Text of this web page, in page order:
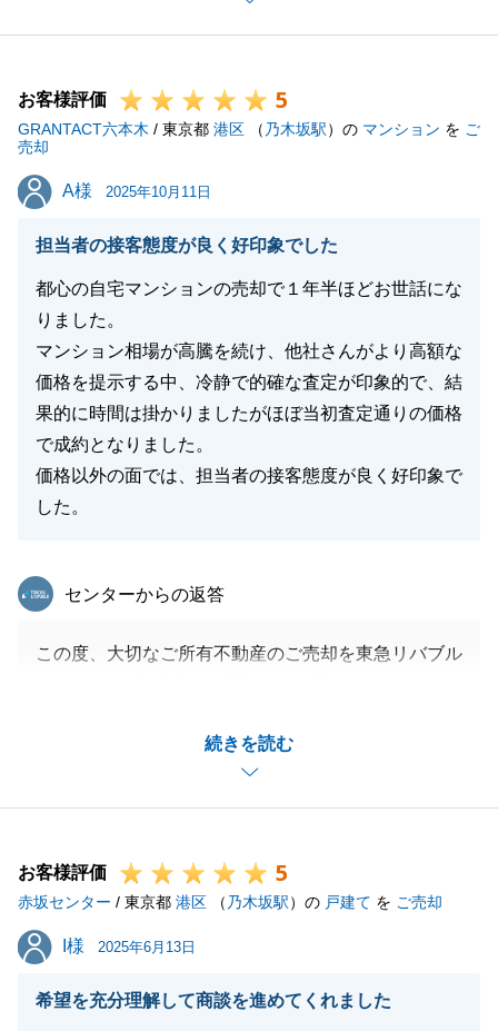
最終的により良い買主様が見つかり、スムーズにお取
今後ともお力添えが出来る際にはぜひお手伝いが出来
ればと思います。
今後ともどうぞよろしくお願いいたします。
閉じる
お客様評価 5
GRANTACT六本木 / 東京都 港区 （ 乃木坂駅）の マンション を ご
売却
A様
A様 2025年10月11日
担当者の接客態度が良く好印象でした
都心の自宅マンションの売却で１年半ほどお世話にな
りました。
マンション相場が高騰を続け、他社さんがより高額な
価格を提示する中、冷静で的確な査定が印象的で、結
果的に時間は掛かりましたがほぼ当初査定通りの価格
で成約となりました。
価格以外の面では、担当者の接客態度が良く好印象で
した。
続きを読む
東急リバブル
センターからの返答
この度、大切なご所有不動産のご売却を東急リバブル
期間を要してしまいましたが、無事ご売却ができ心よ
また、何かご相談などございましたらお気軽にお声か
お客様評価 5
赤坂センター / 東京都 港区 （ 乃木坂駅）の 戸建て を ご売却
I様
I様 2025年6月13日
希望を充分理解して商談を進めてくれました